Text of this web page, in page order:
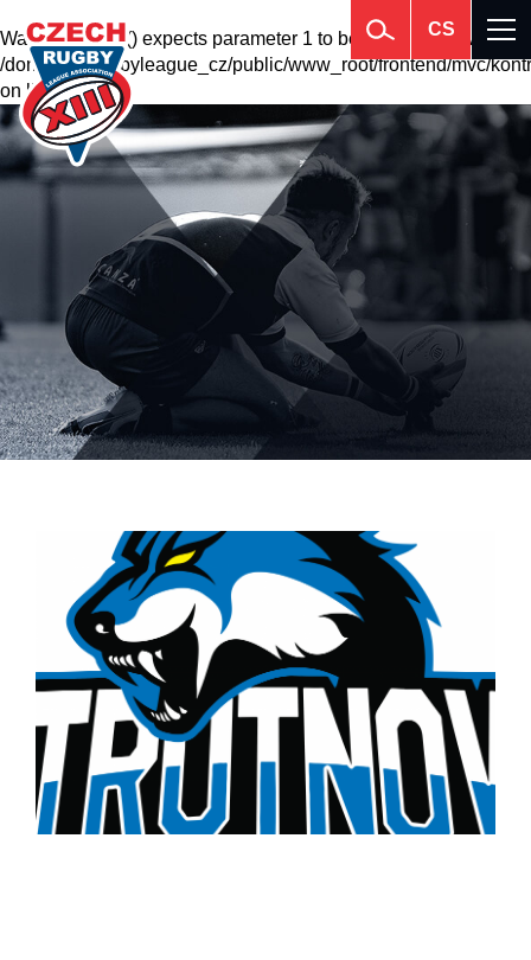
Warning: krsort() expects parameter 1 to be array, null given in
/domains2/rugbyleague_cz/public/www_root/frontend/mvc/
on line201
CS